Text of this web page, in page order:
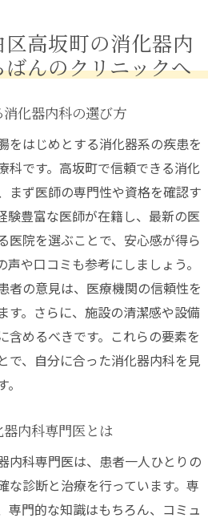
おける最新の治療法
は天白区高坂町の消化器内科
見と治療の重要性
めの生活習慣の見直し
の健康を守る方法
ックの胃痛治療アプローチ
の便秘治療の流れ
バイスで健康管理
使した消化器内科治療とは
よる精密診断
内科治療機器
歩と消化器内科治療
な治療方法
最新治療技術
心の消化器内科治療を受ける
高坂町の消化器内
んのクリニックへ
化器内科の選び方
をはじめとする消化器系の疾患を
科です。高坂町で信頼できる消化
まず医師の専門性や資格を確認す
験豊富な医師が在籍し、最新の医
医院を選ぶことで、安心感が得ら
や口コミも参考にしましょう。
者の意見は、医療機関の信頼性を
す。さらに、施設の清潔感や設備
含めるべきです。これらの要素を
で、自分に合った消化器内科を見
内科専門医とは
内科専門医は、患者一人ひとりの
な診断と治療を行っています。専
専門的な知識はもちろん、コミュ